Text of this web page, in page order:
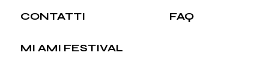
CONTATTI FAQ
MI AMI FESTIVAL